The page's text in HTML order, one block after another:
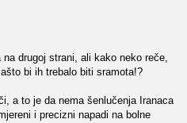
drugoj strani, ali kako neko reče,
bi ih trebalo biti sramota!?
a to je da nema šenlučenja Iranaca
i precizni napadi na bolne